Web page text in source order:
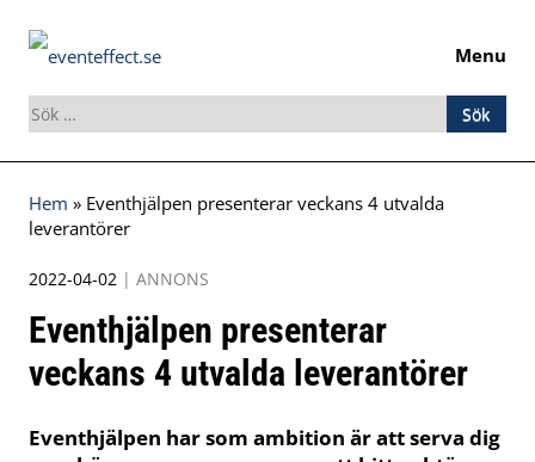
Menu
Sök
efter:
Skip
to
Hem » Eventhjälpen presenterar veckans 4 utvalda
leverantörer
2022-04-02 | ANNONS
Eventhjälpen presenterar
veckans 4 utvalda leverantörer
Eventhjälpen har som ambition är att serva dig